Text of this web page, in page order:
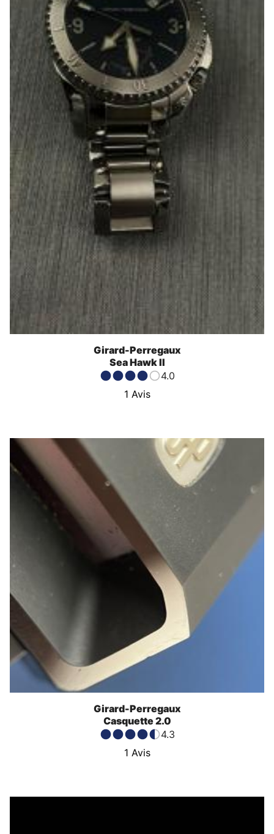
Girard-Perregaux
Sea Hawk II
4.0
1 Avis
Girard-Perregaux
Casquette 2.0
4.3
1 Avis